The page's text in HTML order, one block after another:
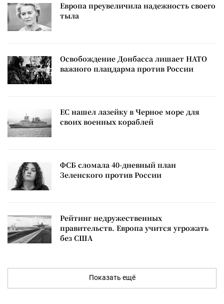
Европа преувеличила надежность своего
тыла
Освобождение Донбасса лишает НАТО
важного плацдарма против России
ЕС нашел лазейку в Черное море для
своих военных кораблей
ФСБ сломала 40-дневный план
Зеленского против России
Рейтинг недружественных
правительств. Европа учится угрожать
без США
Показать ещё